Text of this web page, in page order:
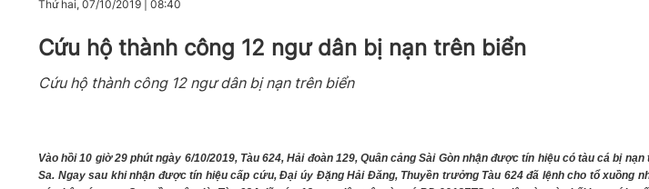
KỶ NIỆM 110 NĂM NGÀY BÁC HỒ RA ĐI
05/6/2021)
QUÂN KHU 4 (15/10/1945 - 15/10/2020)
Thứ hai, 07/10/2019 08:40
Cứu hộ thành công 12 ngư dân bị nạn trên biển
Cứu hộ thành công 12 ngư dân bị nạn trên biển
Vào hồi 10 giờ 29 phút ngày 6/10/2019, Tàu 624, Hải đoàn 129, Quân cảng Sài Gòn nhận được tín hiệu có tàu cá bị
Sa. Ngay sau khi nhận được tín hiệu cấp cứu, Đại úy Đặng Hải Đăng, Thuyền trưởng Tàu 624 đã lệnh cho tổ xuồng